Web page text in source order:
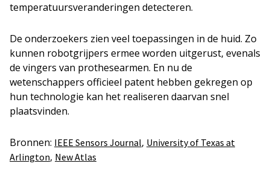
temperatuursveranderingen detecteren.
De onderzoekers zien veel toepassingen in de huid. Zo
kunnen robotgrijpers ermee worden uitgerust, evenals
de vingers van prothesearmen. En nu de
wetenschappers officieel patent hebben gekregen op
hun technologie kan het realiseren daarvan snel
plaatsvinden.
Bronnen: IEEE Sensors Journal, University of Texas at
Arlington, New Atlas